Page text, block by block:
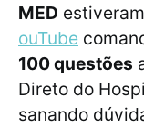
MED estiveram
ouTube
100 questões
Direto do
sanando